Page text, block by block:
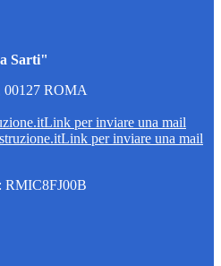
Sarti"
00127 ROMA
Link per inviare una mail
Link per inviare una mail
RMIC8FJ00B